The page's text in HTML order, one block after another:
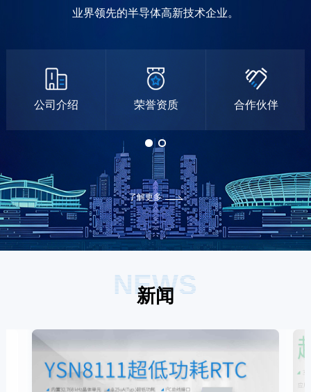
业界领先的半导体高新技术企业。
公司介绍 荣誉资质 合作伙伴
了解更多
NEWS
新闻